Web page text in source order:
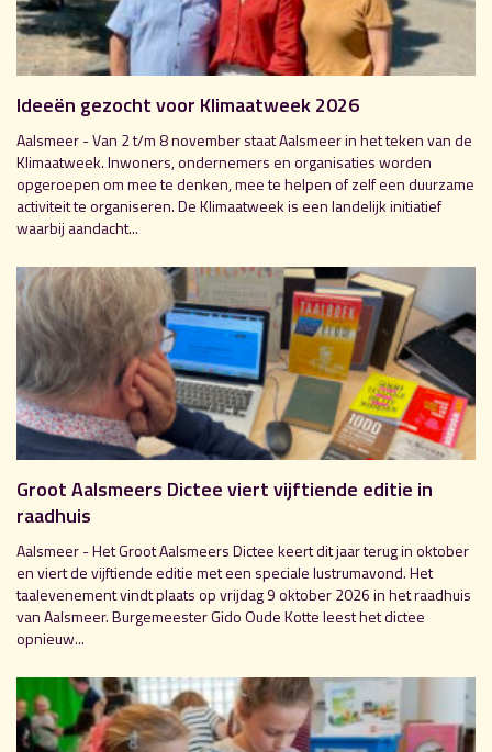
Ideeën gezocht voor Klimaatweek 2026
Aalsmeer - Van 2 t/m 8 november staat Aalsmeer in het teken van de
Klimaatweek. Inwoners, ondernemers en organisaties worden
opgeroepen om mee te denken, mee te helpen of zelf een duurzame
activiteit te organiseren. De Klimaatweek is een landelijk initiatief
waarbij aandacht...
Groot Aalsmeers Dictee viert vijftiende editie in
raadhuis
Aalsmeer - Het Groot Aalsmeers Dictee keert dit jaar terug in oktober
en viert de vijftiende editie met een speciale lustrumavond. Het
taalevenement vindt plaats op vrijdag 9 oktober 2026 in het raadhuis
van Aalsmeer. Burgemeester Gido Oude Kotte leest het dictee
opnieuw...